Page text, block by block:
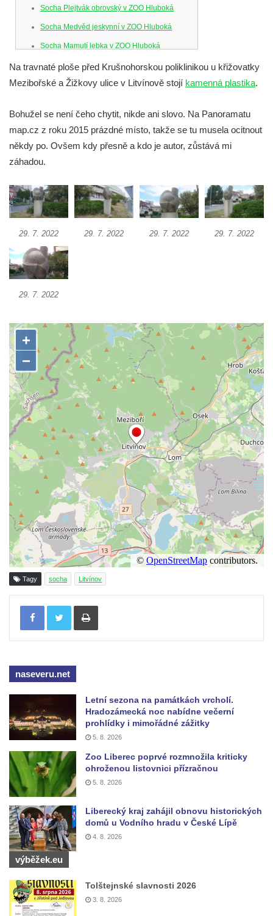
Socha Plejtvák obrovský v ZOO Hluboká
Socha Medvěd jeskynní v ZOO Hluboká
Socha Mamutí lebka v ZOO Hluboká
Socha Mamut srstnatý v ZOO Hluboká
Socha Orel v ZOO Hluboká
Socha Přátelství v ZOO Hluboká
Socha Lišky v ZOO Hluboká
Socha Vlčice s mládětem v ZOO Hluboká
Socha Rys číhající na srnu v ZOO Hluboká
Socha Orlice v ZOO Hluboká
Socha Tygr v ZOO Hluboká
Socha Želva v ZOO Hluboká
Socha Kozorožec horský v ZOO Hluboká
Socha Housenka v ZOO Hluboká
Socha Nosorožík v ZOO Hluboká
Socha Rosomák v ZOO Hluboká
Socha Beruška v ZOO Hluboká
Socha Vážka v ZOO Hluboká
Socha Volavka v ZOO Hluboká
Flamingo trůn v ZOO Hluboká
Lavička Kůň Převalského v ZOO Hluboká
Lysá nad Labem, barokní město Šporkovo
Socha Opičákovník v ZOO Hluboká
Socha Roháč v ZOO Hluboká
Socha Mystik v ZOO Hluboká
Reliéf Rodina a práce na budově záložny
čp. 69/1 v Českých Budějovicích
Českých Budějovicích
kostela svatého Mikuláše v Českých
Socha svatého Jana Nepomuckého u
kostela svaté Rodiny v Českých
Budějovicích
Socha S tebou v parku na Senovážném
Socha Tornádo v parku na Senovážném
náměstí v Českých Budějovicích
Sousoší Humanoidi na Lannově třídě v
Českých Budějovicích
Pomník Vojtěcha Adalberta Lanny v parku
Na Sadech v Českých Budějovicích
Pomník Přemysla Otakara II. v parku Na
Sadech v Českých Budějovicích
Socha Mateřství v parku Na Sadech v
Na travnaté ploše před Krušnohorskou poliklinikou u křižovatky
Mezibořské a Žižkovy ulice v Litvínově stojí kamenná plastika.
Bohužel se není čeho chytit, nikde ani slovo. Na Panoramatu
map.cz z roku 2015 prázdné místo, takže se tu musela ocitnout
někdy po. Ovšem kdy přesně a kdo je autor, zůstává mi
záhadou.
29. 7. 2022 29. 7. 2022 29. 7. 2022 29. 7. 2022
29. 7. 2022
Tagy socha Litvínov
Tisknout
naseveru.net
Letní sezona na památkách vrcholí.
Hradozámecká noc nabídne večerní
prohlídky i mimořádné zážitky
5. 8. 2026
Zoo Liberec poprvé rozmnožila kriticky
ohroženou listovnici přízračnou
5. 8. 2026
Liberecký kraj zahájil obnovu historických
domů u Vodního hradu v České Lípě
4. 8. 2026
výběžek.eu
Tolštejnské slavnosti 2026
3. 8. 2026